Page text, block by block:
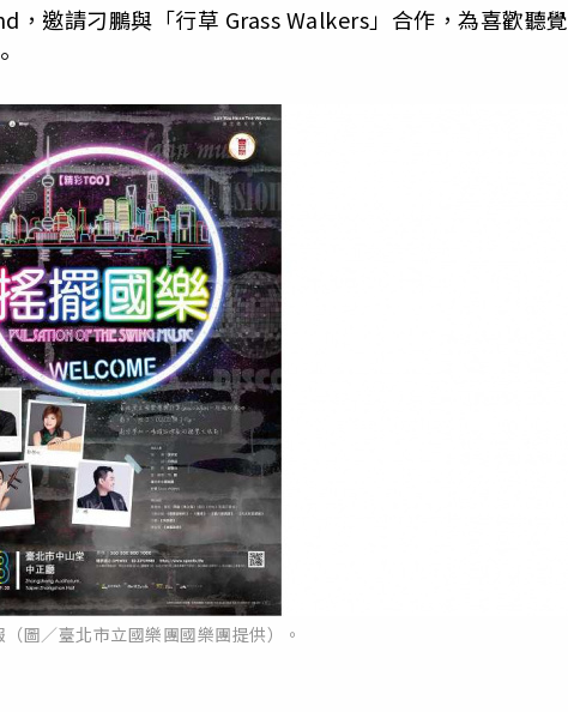
，邀請刁鵬與「行草 Grass Walkers」合作，為喜歡聽覺
圖／臺北市立國樂團國樂團提供）。